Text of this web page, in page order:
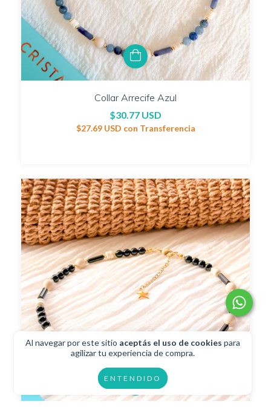
Al navegar por este sitio aceptás el uso de cookies para
agilizar tu experiencia de compra.
ENTENDIDO
Collar Arrecife Azul
$30.77 USD
$27.69 USD con Transferencia